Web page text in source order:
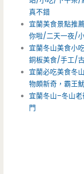
真不錯
宜蘭美食景點推
你啦/二天一夜/
宜蘭冬山美食小
銅板美食/手工/
宜蘭必吃美食冬
物頗新奇，霸王
宜蘭冬山–冬山
門